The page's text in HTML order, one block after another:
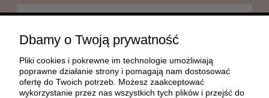
MOJE KONTO
Dbamy o Twoją prywatność
Pliki cookies i pokrewne im technologie umożliwiają
poprawne działanie strony i pomagają nam dostosować
ofertę do Twoich potrzeb. Możesz zaakceptować
wykorzystanie przez nas wszystkich tych plików i przejść do